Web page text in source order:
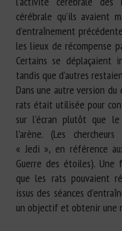
cérébrale qu’ils avaient
d’entraînement
les lieux de récompense
Certains se déplaçaient
tandis que d’autres
Dans une autre version
rats était utilisée pour
sur l’écran plutôt que
l’arène. (Les
« Jedi », en référence
Guerre des étoiles). Une
que les rats pouvaient
issus des séances
un objectif et obtenir une